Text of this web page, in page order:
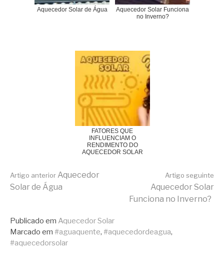
Aquecedor Solar de Água
Aquecedor Solar Funciona
no Inverno?
FATORES QUE
INFLUENCIAM O
RENDIMENTO DO
AQUECEDOR SOLAR
Continue
lendo
Artigo anterior Aquecedor
Solar de Água
Artigo seguinte
Aquecedor Solar
Funciona no Inverno?
Publicado em Aquecedor Solar
Marcado em #aguaquente, #aquecedordeagua,
#aquecedorsolar